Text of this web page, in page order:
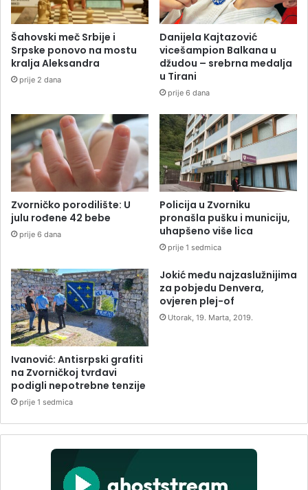
Šahovski meč Srbije i
Srpske ponovo na mostu
kralja Aleksandra
prije 2 dana
Danijela Kajtazović
vicešampion Balkana u
džudou – srebrna medalja
u Tirani
prije 6 dana
Zvorničko porodilište: U
julu rođene 42 bebe
prije 6 dana
Policija u Zvorniku
pronašla pušku i municiju,
uhapšeno više lica
prije 1 sedmica
Ivanović: Antisrpski grafiti
na Zvorničkoj tvrđavi
podigli nepotrebne tenzije
prije 1 sedmica
Jokić među najzaslužnijima
za pobjedu Denvera,
ovjeren plej-of
Utorak, 19. Marta, 2019.